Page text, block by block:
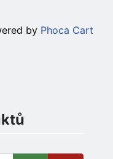
by Phoca Cart